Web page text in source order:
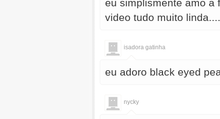
eu simplismente amo a
video tudo muito linda....
isadora gatinha
eu adoro black eyed
nycky